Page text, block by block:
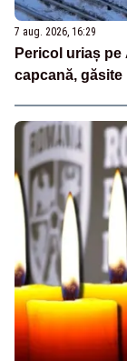
7 aug. 2026, 16:29
Pericol uriaș
capcană, găsite